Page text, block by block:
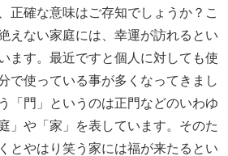
正確な意味はご存知でしょうか？こ
えない家庭には、幸運が訪れるとい
ます。最近ですと個人に対しても使
で使っている事が多くなってきまし
「門」というのは正門などのいわゆ
」や「家」を表しています。そのた
とやはり笑う家には福が来たるとい